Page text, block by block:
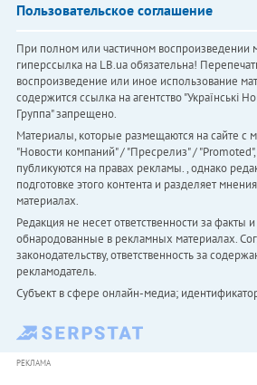
Пользовательское соглашение
При полном или частичном воспроизведении
гиперссылка на LB.ua обязательна!
воспроизведение или иное использование
содержится ссылка на агентство "Українськi
Группа" запрещено.
Материалы, которые размещаются на сайте с
"Новости компаний" / "Пресрелиз" /
публикуются на правах рекламы. , однако
подготовке этого контента и разделяет
материалах.
Редакция не несет ответственности за факты
обнародованные в рекламных материалах.
законодательству, ответственность за
рекламодатель.
Субъект в сфере онлайн-медиа;
РЕКЛАМА